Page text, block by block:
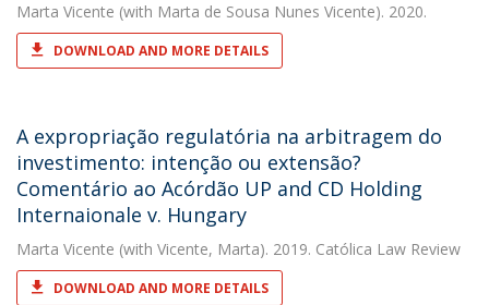
Marta Vicente (with Marta de Sousa Nunes Vicente). 2020.
DOWNLOAD AND MORE DETAILS
A expropriação regulatória na arbitragem do
investimento: intenção ou extensão?
Comentário ao Acórdão UP and CD Holding
Internaionale v. Hungary
Marta Vicente (with Vicente, Marta). 2019. Católica Law Review
DOWNLOAD AND MORE DETAILS